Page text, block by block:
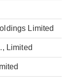
Limited
Limited